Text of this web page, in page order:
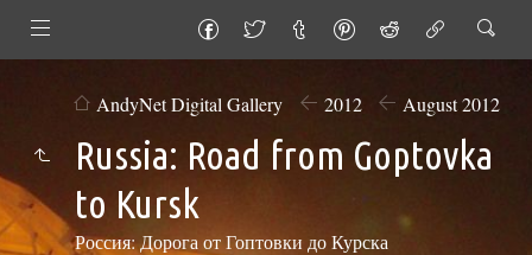
AndyNet Digital Gallery 2012 August 2012
Russia: Road from Goptovka
to Kursk
Россия: Дорога от Гоптовки до Курска